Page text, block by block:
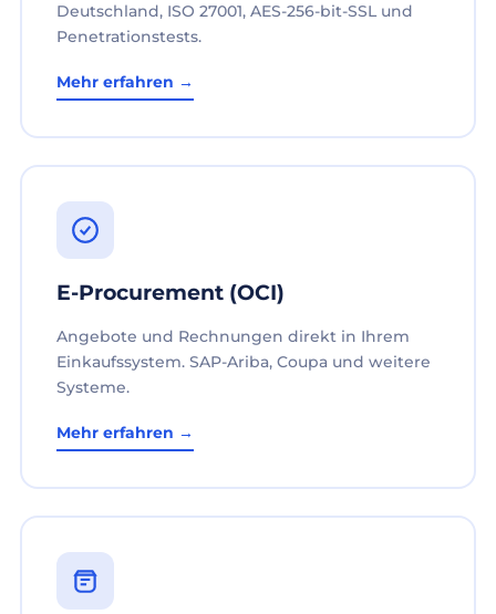
Deutschland, ISO 27001, AES-256-bit-SSL und
Penetrationstests.
Mehr erfahren →
E-Procurement (OCI)
Angebote und Rechnungen direkt in Ihrem
Einkaufssystem. SAP-Ariba, Coupa und weitere
Systeme.
Mehr erfahren →